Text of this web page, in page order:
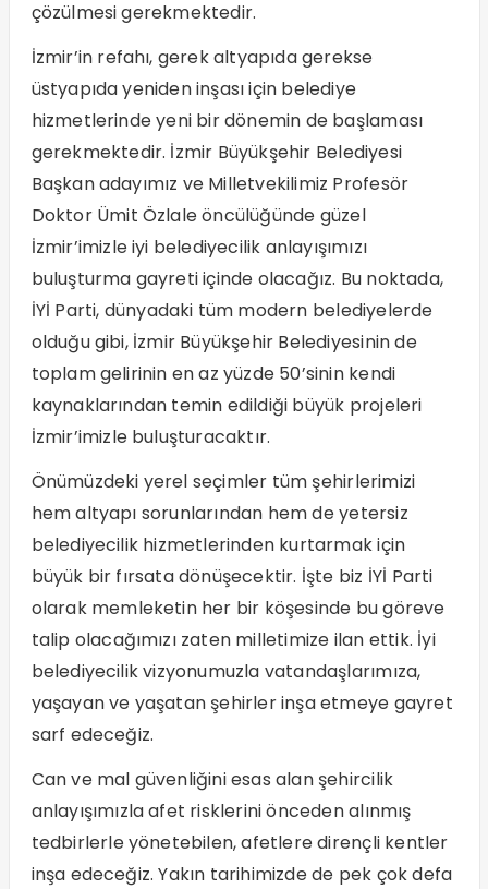
çözülmesi gerekmektedir.
İzmir’in refahı, gerek altyapıda gerekse
üstyapıda yeniden inşası için belediye
hizmetlerinde yeni bir dönemin de başlaması
gerekmektedir. İzmir Büyükşehir Belediyesi
Başkan adayımız ve Milletvekilimiz Profesör
Doktor Ümit Özlale öncülüğünde güzel
İzmir’imizle iyi belediyecilik anlayışımızı
buluşturma gayreti içinde olacağız. Bu noktada,
İYİ Parti, dünyadaki tüm modern belediyelerde
olduğu gibi, İzmir Büyükşehir Belediyesinin de
toplam gelirinin en az yüzde 50’sinin kendi
kaynaklarından temin edildiği büyük projeleri
İzmir’imizle buluşturacaktır.
Önümüzdeki yerel seçimler tüm şehirlerimizi
hem altyapı sorunlarından hem de yetersiz
belediyecilik hizmetlerinden kurtarmak için
büyük bir fırsata dönüşecektir. İşte biz İYİ Parti
olarak memleketin her bir köşesinde bu göreve
talip olacağımızı zaten milletimize ilan ettik. İyi
belediyecilik vizyonumuzla vatandaşlarımıza,
yaşayan ve yaşatan şehirler inşa etmeye gayret
sarf edeceğiz.
Can ve mal güvenliğini esas alan şehircilik
anlayışımızla afet risklerini önceden alınmış
tedbirlerle yönetebilen, afetlere dirençli kentler
inşa edeceğiz. Yakın tarihimizde de pek çok defa